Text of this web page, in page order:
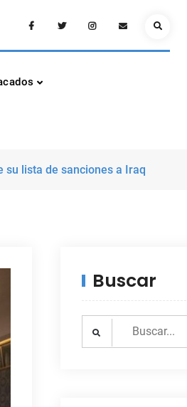
FacebookTwitterInstagramEmailSearch
su lista de sanciones a Iraq
Buscar